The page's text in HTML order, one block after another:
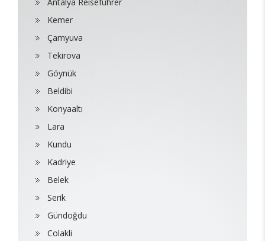
Kemer
Çamyuva
Tekirova
Göynük
Beldibi
Konyaaltı
Lara
Kundu
Kadriye
Belek
Serik
Gündoğdu
Colakli